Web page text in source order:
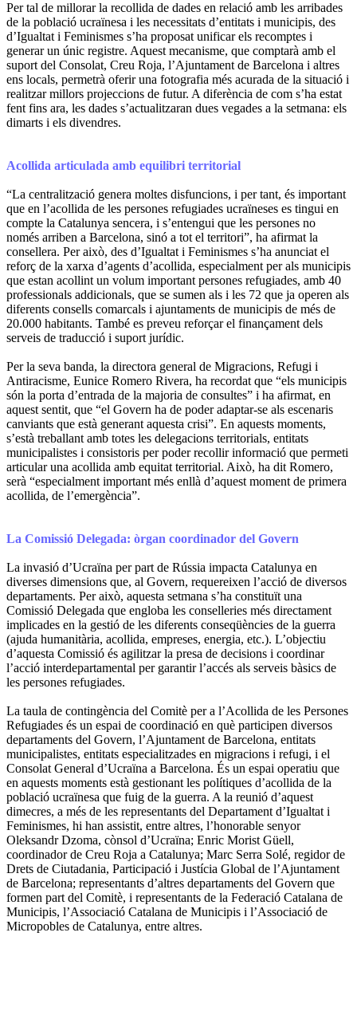
Per tal de millorar la recollida de dades en relació amb les arribades
de la població ucraïnesa i les necessitats d’entitats i municipis, des
d’Igualtat i Feminismes s’ha proposat unificar els recomptes i
generar un únic registre. Aquest mecanisme, que comptarà amb el
suport del Consolat, Creu Roja, l’Ajuntament de Barcelona i altres
ens locals, permetrà oferir una fotografia més acurada de la situació i
realitzar millors projeccions de futur. A diferència de com s’ha estat
fent fins ara, les dades s’actualitzaran dues vegades a la setmana: els
dimarts i els divendres.
Acollida articulada amb equilibri territorial
“La centralització genera moltes disfuncions, i per tant, és important
que en l’acollida de les persones refugiades ucraïneses es tingui en
compte la Catalunya sencera, i s’entengui que les persones no
només arriben a Barcelona, sinó a tot el territori”, ha afirmat la
consellera. Per això, des d’Igualtat i Feminismes s’ha anunciat el
reforç de la xarxa d’agents d’acollida, especialment per als municipis
que estan acollint un volum important persones refugiades, amb 40
professionals addicionals, que se sumen als i les 72 que ja operen als
diferents consells comarcals i ajuntaments de municipis de més de
20.000 habitants. També es preveu reforçar el finançament dels
serveis de traducció i suport jurídic.
Per la seva banda, la directora general de Migracions, Refugi i
Antiracisme, Eunice Romero Rivera, ha recordat que “els municipis
són la porta d’entrada de la majoria de consultes” i ha afirmat, en
aquest sentit, que “el Govern ha de poder adaptar-se als escenaris
canviants que està generant aquesta crisi”. En aquests moments,
s’està treballant amb totes les delegacions territorials, entitats
municipalistes i consistoris per poder recollir informació que permeti
articular una acollida amb equitat territorial. Això, ha dit Romero,
serà “especialment important més enllà d’aquest moment de primera
acollida, de l’emergència”.
La Comissió Delegada: òrgan coordinador del Govern
La invasió d’Ucraïna per part de Rússia impacta Catalunya en
diverses dimensions que, al Govern, requereixen l’acció de diversos
departaments. Per això, aquesta setmana s’ha constituït una
Comissió Delegada que engloba les conselleries més directament
implicades en la gestió de les diferents conseqüències de la guerra
(ajuda humanitària, acollida, empreses, energia, etc.). L’objectiu
d’aquesta Comissió és agilitzar la presa de decisions i coordinar
l’acció interdepartamental per garantir l’accés als serveis bàsics de
les persones refugiades.
La taula de contingència del Comitè per a l’Acollida de les Persones
Refugiades és un espai de coordinació en què participen diversos
departaments del Govern, l’Ajuntament de Barcelona, entitats
municipalistes, entitats especialitzades en migracions i refugi, i el
Consolat General d’Ucraïna a Barcelona. És un espai operatiu que
en aquests moments està gestionant les polítiques d’acollida de la
població ucraïnesa que fuig de la guerra. A la reunió d’aquest
dimecres, a més de les representants del Departament d’Igualtat i
Feminismes, hi han assistit, entre altres, l’honorable senyor
Oleksandr Dzoma, cònsol d’Ucraïna; Enric Morist Güell,
coordinador de Creu Roja a Catalunya; Marc Serra Solé, regidor de
Drets de Ciutadania, Participació i Justícia Global de l’Ajuntament
de Barcelona; representants d’altres departaments del Govern que
formen part del Comitè, i representants de la Federació Catalana de
Municipis, l’Associació Catalana de Municipis i l’Associació de
Micropobles de Catalunya, entre altres.